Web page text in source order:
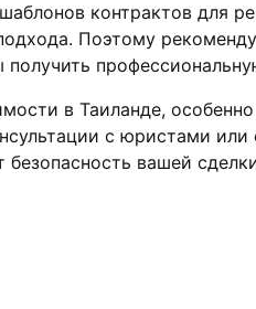
контрактов для
Поэтому
в Таиланде,
с юpистами
вашей